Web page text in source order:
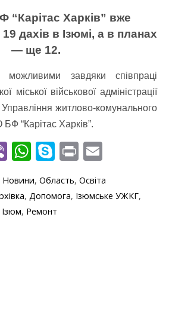
“Карітас Харків” вже
дахів в Ізюмі, а в планах
— ще 12.
завдяки співпраці
міської військової адміністрації
житлово-комунального
“Карітас Харків”.
Vi
er
W
at
s
S
y
p
Pr
t ai
Новини, Область, Освіта
, Допомога, Ізюмське УЖКГ,
, Ремонт